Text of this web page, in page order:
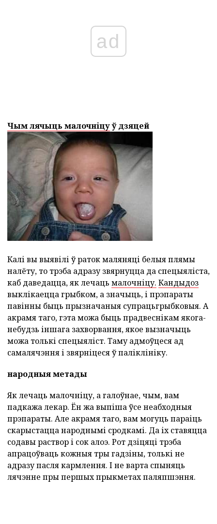
ad
Чым лячыць малочніцуў дзяцей
Калі вы выявілі ў раток маляняці белыя плямы
налёту, то трэба адразу звярнуцца да спецыяліста,
каб даведацца, як лечаць малочніцу. Кандыдоз
выклікаецца грыбком, а значыць, і прэпараты
павінны быць прызначаныя супрацьгрыбковыя. А
акрамя таго, гэта можа быць прадвеснікам якога-
небудзь іншага захворвання, якое вызначыць
можа толькі спецыяліст. Таму адмоўцеся ад
самалячэння і звярніцеся ў паліклініку.
народныя метады
Як лечаць малочніцу, а галоўнае, чым, вам
падкажа лекар. Ён жа выпіша ўсе неабходныя
прэпараты. Але акрамя таго, вам могуць параіць
скарыстацца народнымі сродкамі. Да іх ставяцца
содавы раствор і сок алоэ. Рот дзіцяці трэба
апрацоўваць кожныя тры гадзіны, толькі не
адразу пасля кармлення. І не варта спыняць
лячэнне пры першых прыкметах паляпшэння.